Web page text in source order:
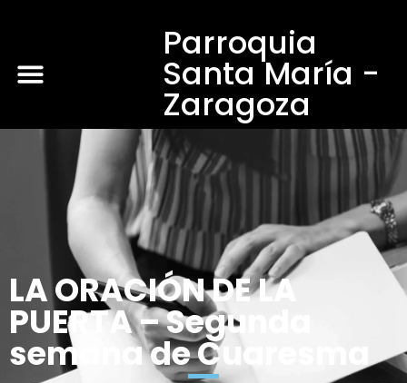
Parroquia
Santa María -
Zaragoza
LA ORACIÓN DE LA
PUERTA – Segunda
semana de Cuaresma